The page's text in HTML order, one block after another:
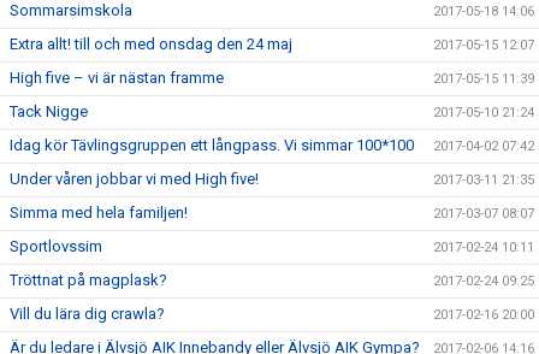
Sommarsimskola 2017-05-18 14:06
Extra allt! till och med onsdag den 24 maj 2017-05-15 12:07
High five – vi är nästan framme 2017-05-15 11:39
Tack Nigge 2017-05-10 21:24
Idag kör Tävlingsgruppen ett långpass. Vi simmar 100*100 2017-04-02 07:42
Under våren jobbar vi med High five! 2017-03-11 21:35
Simma med hela familjen! 2017-03-07 08:07
Sportlovssim 2017-02-24 10:11
Tröttnat på magplask? 2017-02-24 09:25
Vill du lära dig crawla? 2017-02-16 20:00
Är du ledare i Älvsjö AIK Innebandy eller Älvsjö AIK Gympa? 2017-02-06 14:16